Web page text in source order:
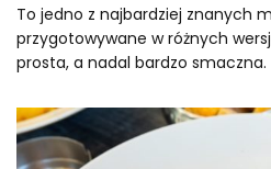
To jedno z najbardziej znanych
przygotowywane w różnych
prosta, a nadal bardzo smaczna.